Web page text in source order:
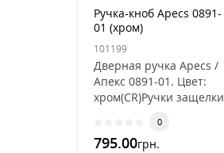
Ручка-кноб Apecs 0891-
01 (хром)
101199
Дверная ручка Apecs /
Апекс 0891-01. Цвет:
хром(CR)Ручки защелки
установке и
эксплуатации
0
795.00грн.